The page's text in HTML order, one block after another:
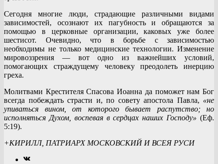
Сегодня многие люди, страдающие различными видами
зависимостей, осознают их пагубность и обращаются за
помощью в церковные организации, каковых уже более
шестисот. Очевидно, что в борьбе с зависимостью
необходимы не только медицинские технологии. Изменение
мировоззрения — вот одно из важнейших условий,
помогающих страждущему человеку преодолеть инерцию
греха.
Молитвами Крестителя Спасова Иоанна да поможет нам Бог
всегда побеждать страсти и, по совету апостола Павла, «не
упиваться вином, от которого бывает распутство; но
исполняться Духом, воспевая в сердцах наших Господу» (Еф.
5:19).
+КИРИЛЛ, ПАТРИАРХ МОСКОВСКИЙ И ВСЕЯ РУСИ